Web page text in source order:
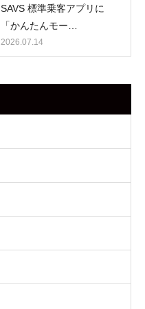
SAVS 標準乗客アプリに
「かんたんモー…
2026.07.14